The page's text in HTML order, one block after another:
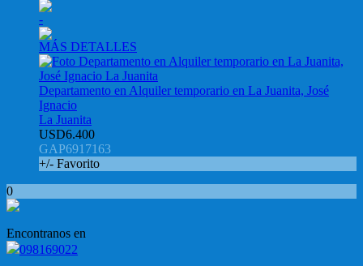
-
MÁS DETALLES
Departamento en Alquiler temporario en La Juanita, José
Ignacio
La Juanita
USD6.400
GAP6917163
+/- Favorito
0
Encontranos en
098169022